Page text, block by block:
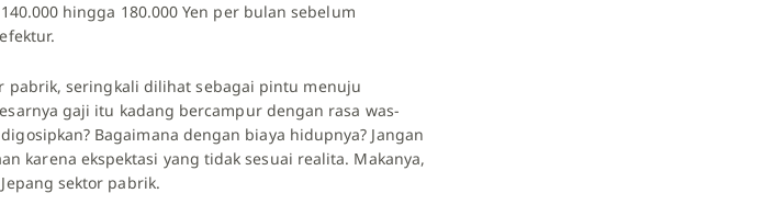
hingga 180.000 Yen per bulan sebelum
pabrik, seringkali dilihat sebagai pintu menuju
gaji itu kadang bercampur dengan rasa was-
Bagaimana dengan biaya hidupnya? Jangan
karena ekspektasi yang tidak sesuai realita. Makanya,
sektor pabrik.